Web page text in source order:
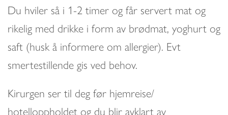
Du hviler så i 1-2 timer og får servert mat og
rikelig med drikke i form av brødmat, yoghurt og
saft (husk å informere om allergier). Evt
smertestillende gis ved behov.
Kirurgen ser til deg før hjemreise/
hotelloppholdet og du blir avklart av